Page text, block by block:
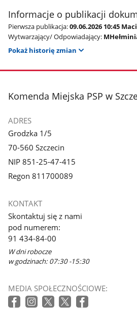
Informacje o publikacji
Pierwsza publikacja:09.06.2026 10:45
Wytwarzający/ Odpowiadający:
Pokaż historię zmian
stopka
Komenda Miejska PSP w
ADRES
Grodzka 1/5
70-560 Szczecin
NIP 851-25-47-415
Regon 811700089
KONTAKT
Skontaktuj się z nami
pod numerem:
91 434-84-00
W dni robocze
w godzinach: 07:30 -15:30
MEDIA SPOŁECZNOŚCIOWE: